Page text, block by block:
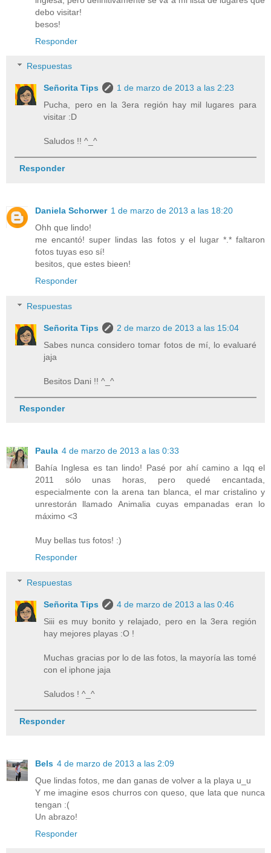
debo visitar!
besos!
Responder
Respuestas
Señorita Tips
1 de marzo de 2013 a las 2:23
Pucha, pero en la 3era región hay mil lugares para
visitar :D
Saludos !! ^_^
Responder
Daniela Schorwer 1 de marzo de 2013 a las 18:20
Ohh que lindo!
me encantó! super lindas las fotos y el lugar *.* faltaron
fotos tuyas eso sí!
besitos, que estes bieen!
Responder
Respuestas
Señorita Tips
2 de marzo de 2013 a las 15:04
Sabes nunca considero tomar fotos de mí, lo evaluaré
jaja
Besitos Dani !! ^_^
Responder
Paula 4 de marzo de 2013 a las 0:33
Bahía Inglesa es tan lindo! Pasé por ahí camino a Iqq el
2011 sólo unas horas, pero quedé encantada,
especialmente con la arena tan blanca, el mar cristalino y
unrestorán llamado Animalia cuyas empanadas eran lo
máximo <3
Muy bellas tus fotos! :)
Responder
Respuestas
Señorita Tips
4 de marzo de 2013 a las 0:46
Siii es muy bonito y relajado, pero en la 3era región
hay mejores playas :O !
Muchas gracias por lo de las fotos, la mayoría las tomé
con el iphone jaja
Saludos ! ^_^
Responder
Bels 4 de marzo de 2013 a las 2:09
Que lindas fotos, me dan ganas de volver a la playa u_u
Y me imagine esos churros con queso, que lata que nunca
tengan :(
Un abrazo!
Responder